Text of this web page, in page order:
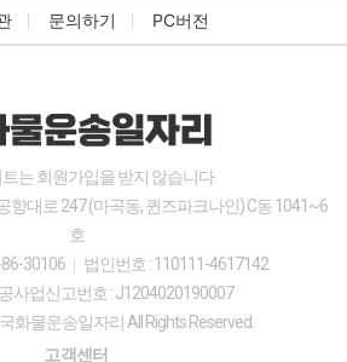
개인정보의 오류 등에 대한 정정 또는 삭
경우에는 회사는 정정 또는 삭제를 완료
개인정보의 열람 등 청구를 아래의 부서
하게 처리되도록 노력하겠습니다.
람 관련 문의>
고객센터
010-8749-1375
{{4}}
문의하기 PC버전
는 회원가입을 받지 않습니다.
항대로 247 (마곡동, 퀸즈파크나인) C동 1041~6
호
30106
법인번호 : 110111-4617142
사업신고번호 : J1204020190007
화물운송일자리 All Rights Reserved.
고객센터